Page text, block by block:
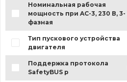
Номинальная рабочая
мощность при AC-3, 230 В, 3-
фазная
Тип пускового устройства
двигателя
Поддержка протокола
SafetyBUS p